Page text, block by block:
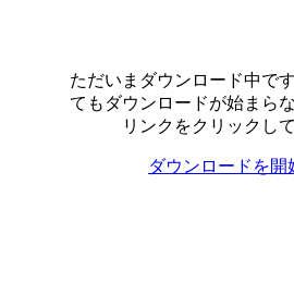
ただいまダウンロード中で
てもダウンロードが始まら
リンクをクリックし
ダウンロードを開